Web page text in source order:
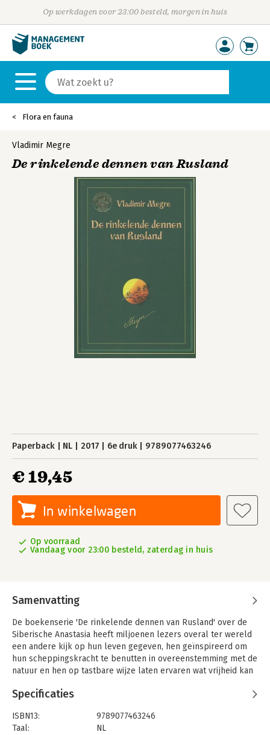
Op werkdagen voor 23:00 besteld, morgen in huis
Flora en fauna
Vladimir Megre
De rinkelende dennen van Rusland
Paperback NL 2017 6e druk 9789077463246
€ 19,45
In winkelwagen
Op voorraad
Vandaag voor 23:00 besteld, zaterdag in huis
Samenvatting
De boekenserie 'De rinkelende dennen van Rusland' over de
Siberische Anastasia heeft miljoenen lezers overal ter wereld
een andere kijk op hun leven gegeven, hen geïnspireerd om
hun scheppingskracht te benutten in overeenstemming met de
natuur en hen op tastbare wijze laten ervaren wat vrijheid kan
'De rinkelende dennen van Rusland' is het tweede deel in de
serie.
Specificaties
ISBN13:
9789077463246
Taal:
NL